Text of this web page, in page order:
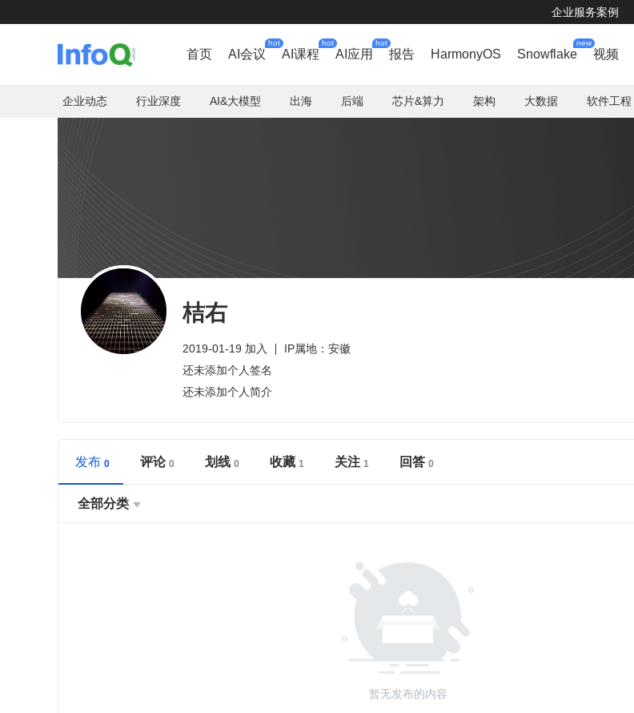
企业服务案例
首页 AI会议
hot
AI课程
hot
AI应用
hot
报告 HarmonyOS Snowflake
new
视频
企业动态 行业深度 AI&大模型 出海 后端 芯片&算力 架构 大数据 软件工程
桔右
2019-01-19 加入
IP属地：安徽
还未添加个人签名
还未添加个人简介
发布 评论 划线 收藏 关注 回答
全部分类 
暂无发布的内容